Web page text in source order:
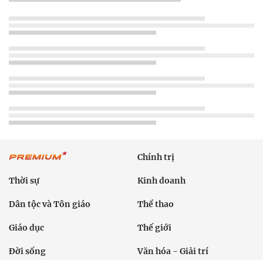
Chính trị
Thời sự Kinh doanh
Dân tộc và Tôn giáo Thể thao
Giáo dục Thế giới
Đời sống Văn hóa - Giải trí